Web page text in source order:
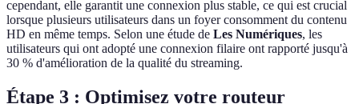
cependant, elle garantit une connexion plus stable, ce qui est crucial
lorsque plusieurs utilisateurs dans un foyer consomment du contenu
HD en même temps. Selon une étude de Les Numériques, les
utilisateurs qui ont adopté une connexion filaire ont rapporté jusqu'à
30 % d'amélioration de la qualité du streaming.
Étape 3 : Optimisez votre routeur